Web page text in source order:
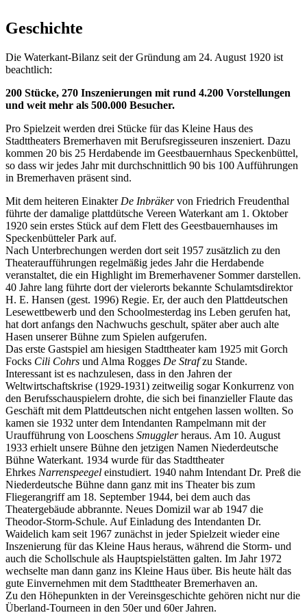
Geschichte
Die Waterkant-Bilanz seit der Gründung am 24. August 1920 ist
beachtlich:
200 Stücke, 270 Inszenierungen mit rund 4.200 Vorstellungen
und weit mehr als 500.000 Besucher.
Pro Spielzeit werden drei Stücke für das Kleine Haus des
Stadttheaters Bremerhaven mit Berufsregisseuren inszeniert. Dazu
kommen 20 bis 25 Herdabende im Geestbauernhaus Speckenbüttel,
so dass wir jedes Jahr mit durchschnittlich 90 bis 100 Aufführungen
in Bremerhaven präsent sind.
Mit dem heiteren Einakter De Inbräkervon Friedrich Freudenthal
führte der damalige plattdütsche Vereen Waterkant am 1. Oktober
1920 sein erstes Stück auf dem Flett des Geestbauernhauses im
Speckenbütteler Park auf.
Nach Unterbrechungen werden dort seit 1957 zusätzlich zu den
Theateraufführungen regelmäßig jedes Jahr die Herdabende
veranstaltet, die ein Highlight im Bremerhavener Sommer darstellen.
40 Jahre lang führte dort der vielerorts bekannte Schulamtsdirektor
H. E. Hansen (gest. 1996) Regie. Er, der auch den Plattdeutschen
Lesewettbewerb und den Schoolmesterdag ins Leben gerufen hat,
hat dort anfangs den Nachwuchs geschult, später aber auch alte
Hasen unserer Bühne zum Spielen aufgerufen.
Das erste Gastspiel am hiesigen Stadttheater kam 1925 mit Gorch
Focks Cili Cohrs und Alma Rogges De Strafzu Stande.
Interessant ist es nachzulesen, dass in den Jahren der
Weltwirtschaftskrise (1929-1931) zeitweilig sogar Konkurrenz von
den Berufsschauspielern drohte, die sich bei finanzieller Flaute das
Geschäft mit dem Plattdeutschen nicht entgehen lassen wollten. So
kamen sie 1932 unter dem Intendanten Rampelmann mit der
Uraufführung von Looschens Smugglerheraus. Am 10. August
1933 erhielt unsere Bühne den jetzigen Namen Niederdeutsche
Bühne Waterkant. 1934 wurde für das Stadttheater
Ehrkes Narrenspeegel einstudiert. 1940 nahm Intendant Dr. Preß die
Niederdeutsche Bühne dann ganz mit ins Theater bis zum
Fliegerangriff am 18. September 1944, bei dem auch das
Theatergebäude abbrannte. Neues Domizil war ab 1947 die
Theodor-Storm-Schule. Auf Einladung des Intendanten Dr.
Waidelich kam seit 1967 zunächst in jeder Spielzeit wieder eine
Inszenierung für das Kleine Haus heraus, während die Storm- und
auch die Schollschule als Hauptspielstätten galten. Im Jahr 1972
wechselte man dann ganz ins Kleine Haus über. Bis heute hält das
gute Einvernehmen mit dem Stadttheater Bremerhaven an.
Zu den Höhepunkten in der Vereinsgeschichte gehören nicht nur die
Überland-Tourneen in den 50er und 60er Jahren.